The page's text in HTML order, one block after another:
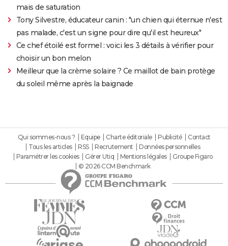
mais de saturation
Tony Silvestre, éducateur canin : "un chien qui éternue n'est
pas malade, c'est un signe pour dire qu'il est heureux"
Ce chef étoilé est formel : voici les 3 détails à vérifier pour
choisir un bon melon
Meilleur que la crème solaire ? Ce maillot de bain protège
du soleil même après la baignade
Qui sommes-nous ? Equipe Charte éditoriale Publicité
Contact
Tous les articles
RSS Recrutement
Données personnelles
Paramétrer les cookies
Gérer Utiq Mentions légales
Groupe Figaro
© 2026 CCM Benchmark